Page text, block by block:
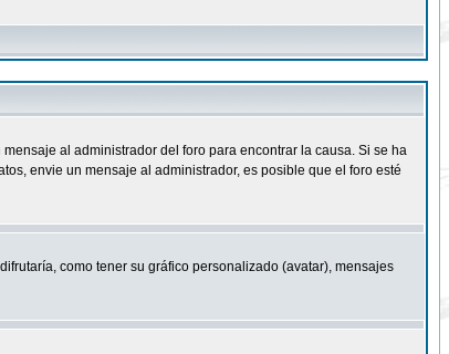
al administrador del foro para encontrar la causa. Si se ha
envie un mensaje al administrador, es posible que el foro esté
como tener su gráfico personalizado (avatar), mensajes